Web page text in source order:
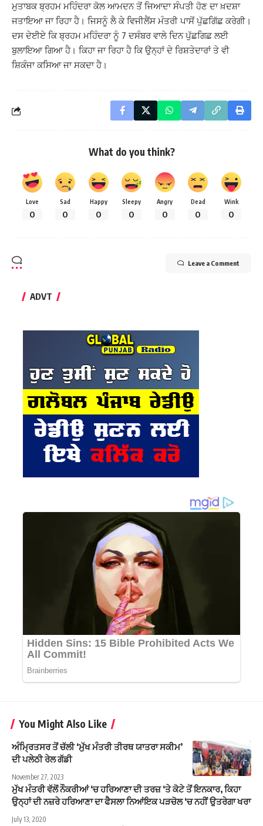
ਮੁਤਾਬਕ ਬ੍ਰਹਮ ਮਹਿੰਦਰਾ ਕੋਲ ਆਮਦਨ ਤੋਂ ਜਿਆਦਾ ਸੰਪਤੀ ਹੋਣ ਦਾ ਖ਼ਦਸ਼ਾ
ਜਤਾਇਆ ਜਾ ਰਿਹਾ ਹੈ। ਜਿਸਨੂੰ ਲੈ ਕੇ ਵਿਜੀਲੈਂਸ ਮੰਤਰੀ ਪਾਸੋਂ ਪੁੱਛਗਿੱਛ ਕਰੇਗੀ।
ਦਸ ਦੇਈਏ ਕਿ ਬ੍ਰਹਮ ਮਹਿੰਦਰਾ ਨੂੰ 7 ਦਸੰਬਰ ਵਾਲੇ ਦਿਨ ਪੁੱਛਗਿਛ ਲਈ
ਬੁਲਾਇਆ ਗਿਆ ਹੈ। ਕਿਹਾ ਜਾ ਰਿਹਾ ਹੈ ਕਿ ਉਨ੍ਹਾਂ ਦੇ ਰਿਸ਼ਤੇਦਾਰਾਂ ਤੇ ਵੀ
ਸ਼ਿਕੰਜਾ ਕਸਿਆ ਜਾ ਸਕਦਾ ਹੈ।
What do you think?
Love
0
Sad
0
Happy
0
Sleepy
0
Angry
0
Dead
0
Wink
0
Leave a Comment
ADVT
You Might Also Like
ਅੰਮ੍ਰਿਤਸਰ ਤੋਂ ਚੱਲੀ ‘ਮੁੱਖ ਮੰਤਰੀ ਤੀਰਥ ਯਾਤਰਾ ਸਕੀਮ’
ਦੀ ਪਲੇਠੀ ਰੇਲ ਗੱਡੀ
November 27, 2023
ਮੁੱਖ ਮੰਤਰੀ ਵੱਲੋਂ ਨੌਕਰੀਆਂ ‘ਚ ਹਰਿਆਣਾ ਦੀ ਤਰਜ਼ ‘ਤੇ ਕੋਟੇ ਤੋਂ ਇਨਕਾਰ, ਕਿਹਾ
ਉਨ੍ਹਾਂ ਦੀ ਨਜ਼ਰੇ ਹਰਿਆਣਾ ਦਾ ਫੈਸਲਾ ਨਿਆਂਇਕ ਪੜਚੋਲ ‘ਚ ਨਹੀਂ ਉਤਰੇਗਾ ਖਰਾ
July 13, 2020